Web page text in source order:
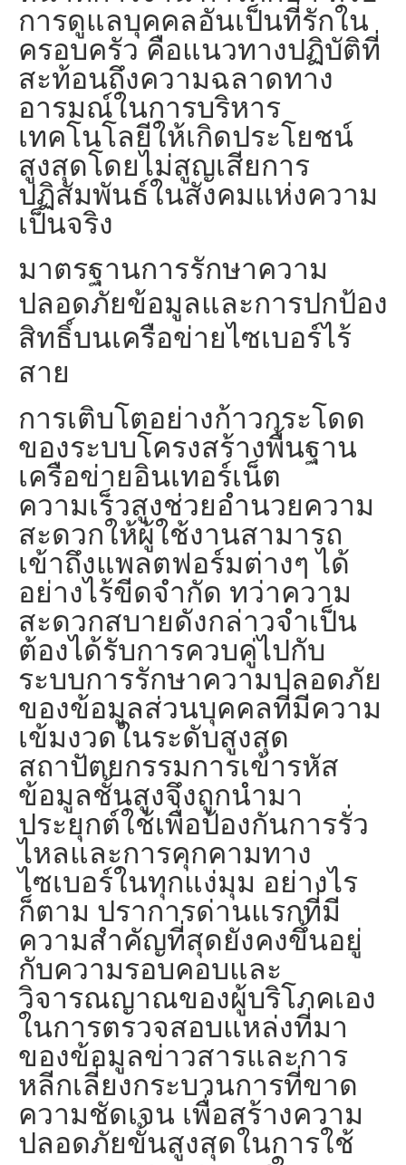
การดูแลบุคคลอันเป็นที่รักใน
ครอบครัว คือแนวทางปฏิบัติที่
สะท้อนถึงความฉลาดทาง
อารมณ์ในการบริหาร
เทคโนโลยีให้เกิดประโยชน์
สูงสุดโดยไม่สูญเสียการ
ปฏิสัมพันธ์ในสังคมแห่งความ
เป็นจริง
มาตรฐานการรักษาความ
ปลอดภัยข้อมูลและการปกป้อง
สิทธิ์บนเครือข่ายไซเบอร์ไร้
สาย
การเติบโตอย่างก้าวกระโดด
ของระบบโครงสร้างพื้นฐาน
เครือข่ายอินเทอร์เน็ต
ความเร็วสูงช่วยอำนวยความ
สะดวกให้ผู้ใช้งานสามารถ
เข้าถึงแพลตฟอร์มต่างๆ ได้
อย่างไร้ขีดจำกัด ทว่าความ
สะดวกสบายดังกล่าวจำเป็น
ต้องได้รับการควบคู่ไปกับ
ระบบการรักษาความปลอดภัย
ของข้อมูลส่วนบุคคลที่มีความ
เข้มงวดในระดับสูงสุด
สถาปัตยกรรมการเข้ารหัส
ข้อมูลชั้นสูงจึงถูกนำมา
ประยุกต์ใช้เพื่อป้องกันการรั่ว
ไหลและการคุกคามทาง
ไซเบอร์ในทุกแง่มุม อย่างไร
ก็ตาม ปราการด่านแรกที่มี
ความสำคัญที่สุดยังคงขึ้นอยู่
กับความรอบคอบและ
วิจารณญาณของผู้บริโภคเอง
ในการตรวจสอบแหล่งที่มา
ของข้อมูลข่าวสารและการ
หลีกเลี่ยงกระบวนการที่ขาด
ความชัดเจน เพื่อสร้างความ
ปลอดภัยขั้นสูงสุดในการใช้